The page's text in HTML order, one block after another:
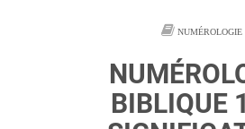
NUMÉROLOGIE
BIBLIQUE